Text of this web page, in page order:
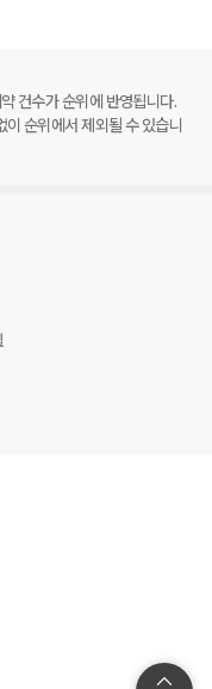
건수가 순위에 반영됩니다.
순위에서 제외될 수 있습니